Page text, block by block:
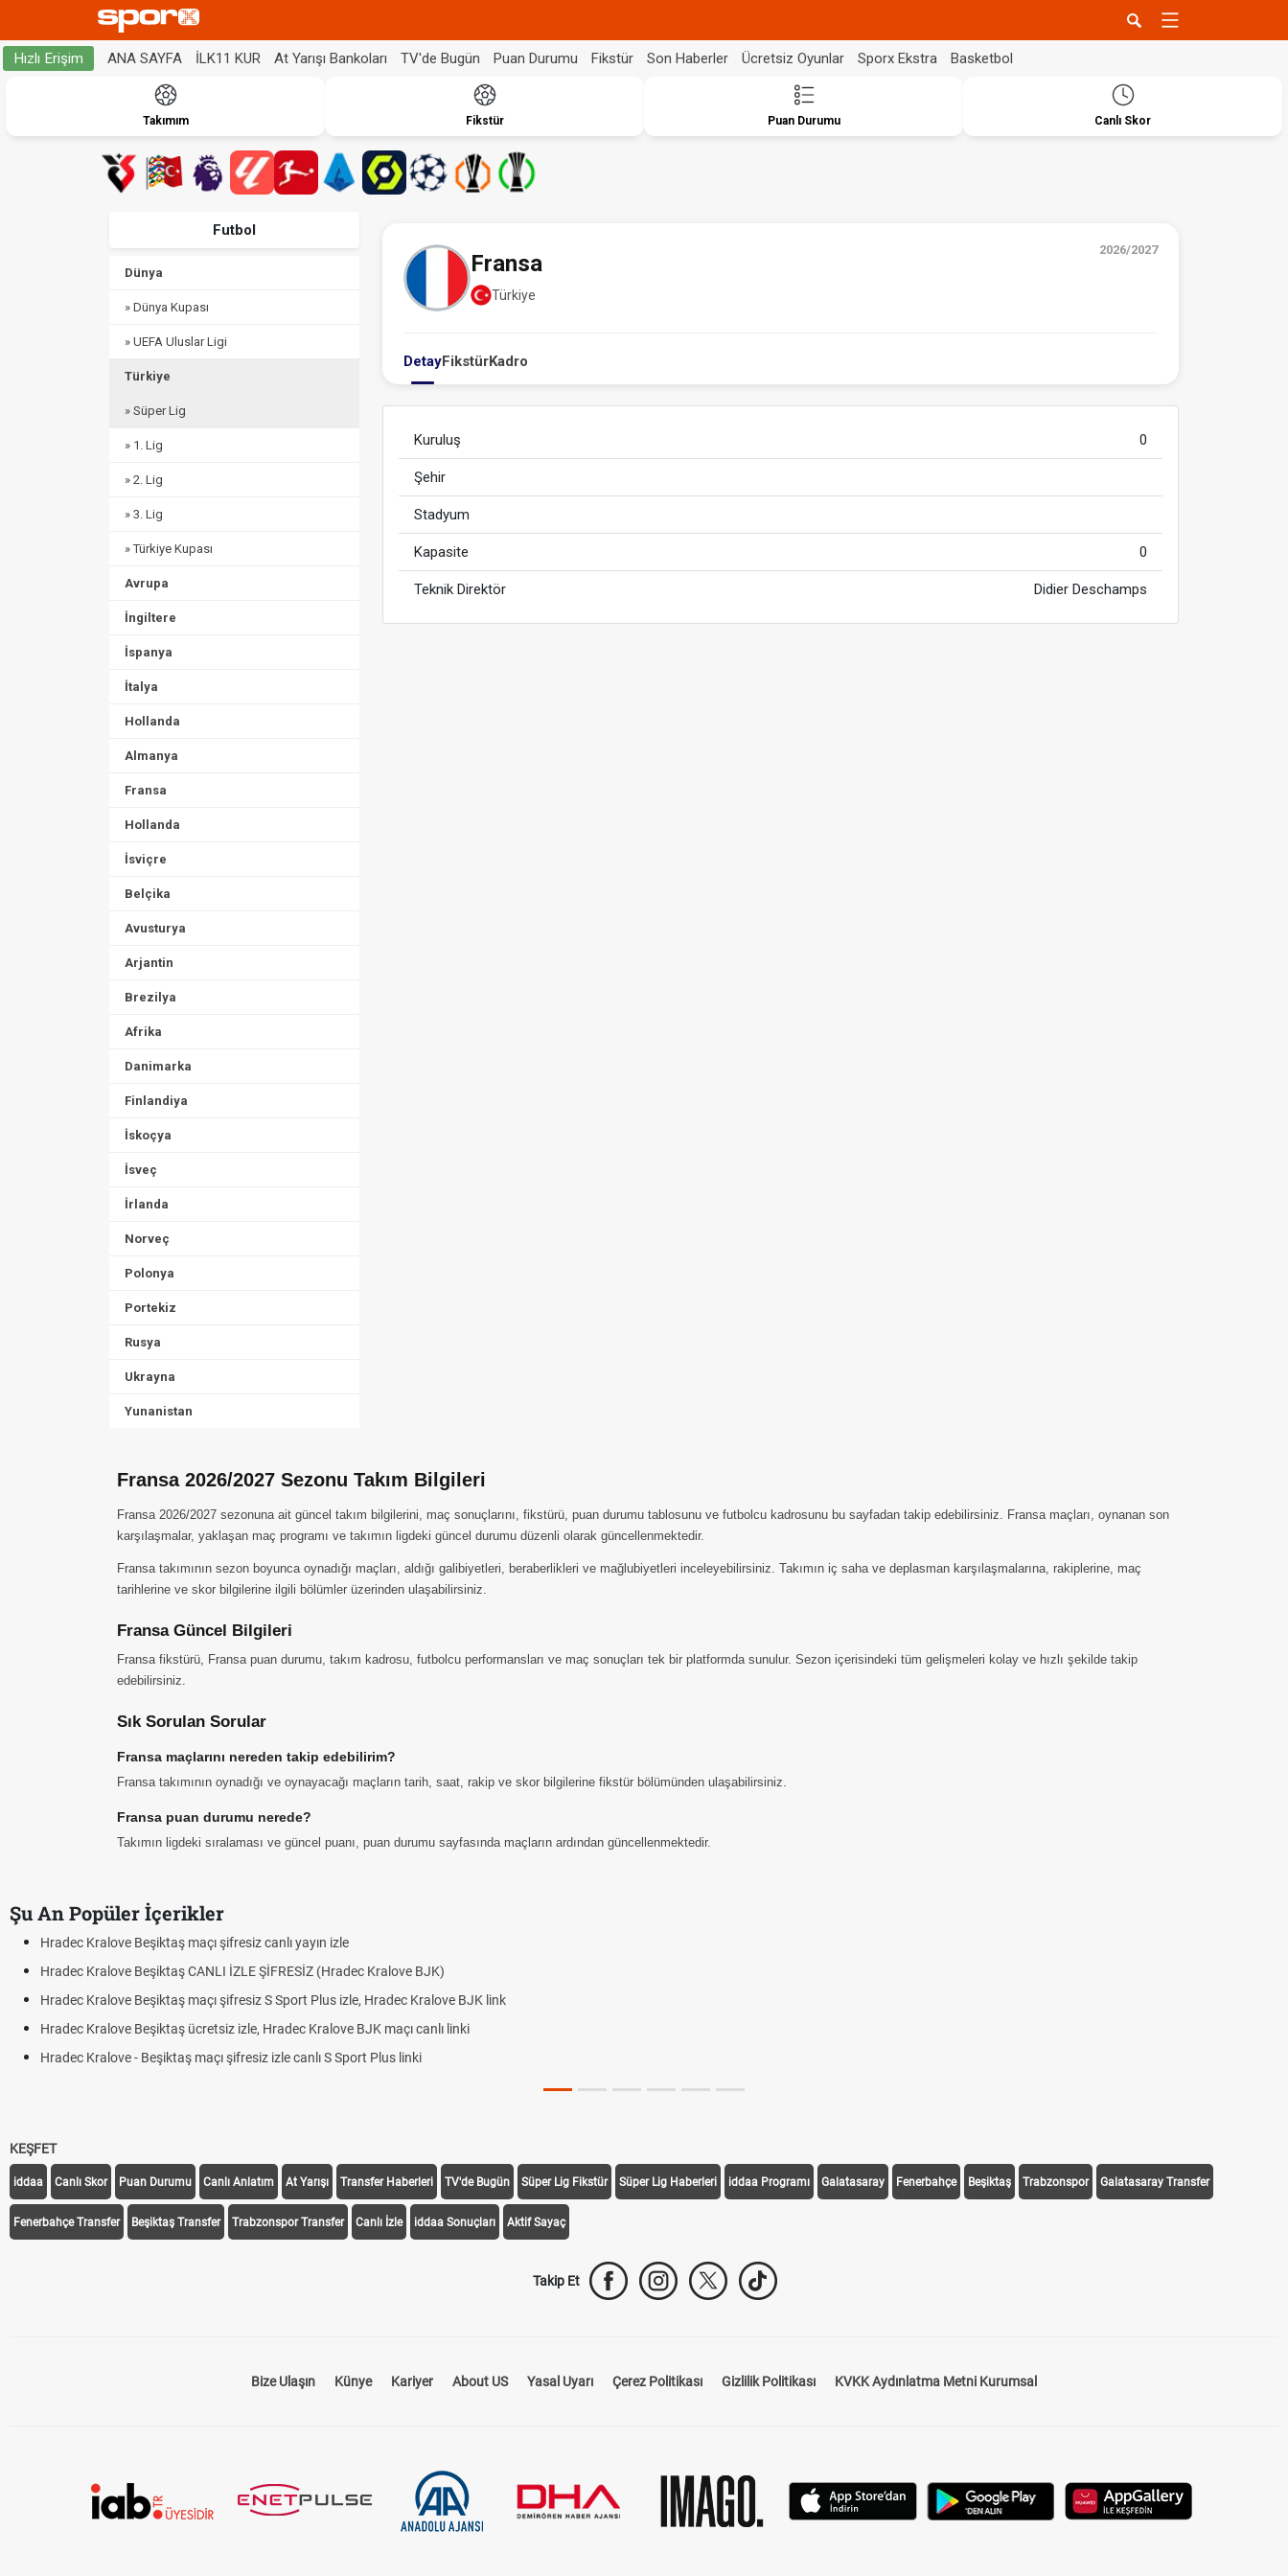
Hızlı Erişim ANA SAYFA İLK11 KUR At Yarışı Bankoları TV'de Bugün Puan Durumu Fikstür Son Haberler Ücretsiz Oyunlar Sporx Ekstra Basketbol
Takımım Fikstür Puan Durumu Canlı Skor
Futbol
Dünya
» Dünya Kupası
» UEFA Uluslar Ligi
Türkiye
» Süper Lig
» 1. Lig
» 2. Lig
» 3. Lig
» Türkiye Kupası
Avrupa
İngiltere
İspanya
İtalya
Hollanda
Almanya
Fransa
Hollanda
İsviçre
Belçika
Avusturya
Arjantin
Brezilya
Afrika
Danimarka
Finlandiya
İskoçya
İsveç
İrlanda
Norveç
Polonya
Portekiz
Rusya
Ukrayna
Yunanistan
2026/2027
Fransa
Türkiye
DetayFikstürKadro
Kuruluş 0
Şehir
Stadyum
Kapasite 0
Teknik Direktör Didier Deschamps
Fransa 2026/2027 Sezonu Takım Bilgileri
Fransa 2026/2027 sezonuna ait güncel takım bilgilerini, maç sonuçlarını, fikstürü, puan durumu tablosunu ve futbolcu kadrosunu bu sayfadan takip edebilirsiniz. Fransa maçları, oynanan son
karşılaşmalar, yaklaşan maç programı ve takımın ligdeki güncel durumu düzenli olarak güncellenmektedir.
Fransa takımının sezon boyunca oynadığı maçları, aldığı galibiyetleri, beraberlikleri ve mağlubiyetleri inceleyebilirsiniz. Takımın iç saha ve deplasman karşılaşmalarına, rakiplerine, maç
tarihlerine ve skor bilgilerine ilgili bölümler üzerinden ulaşabilirsiniz.
Fransa Güncel Bilgileri
Fransa fikstürü, Fransa puan durumu, takım kadrosu, futbolcu performansları ve maç sonuçları tek bir platformda sunulur. Sezon içerisindeki tüm gelişmeleri kolay ve hızlı şekilde takip
edebilirsiniz.
Sık Sorulan Sorular
Fransa maçlarını nereden takip edebilirim?
Fransa takımının oynadığı ve oynayacağı maçların tarih, saat, rakip ve skor bilgilerine fikstür bölümünden ulaşabilirsiniz.
Fransa puan durumu nerede?
Takımın ligdeki sıralaması ve güncel puanı, puan durumu sayfasında maçların ardından güncellenmektedir.
Şu An Popüler İçerikler
Hradec Kralove Beşiktaş maçı şifresiz canlı yayın izle
Hradec Kralove Beşiktaş CANLI İZLE ŞİFRESİZ (Hradec Kralove BJK)
Hradec Kralove Beşiktaş maçı şifresiz S Sport Plus izle, Hradec Kralove BJK link
Hradec Kralove Beşiktaş ücretsiz izle, Hradec Kralove BJK maçı canlı linki
Hradec Kralove - Beşiktaş maçı şifresiz izle canlı S Sport Plus linki
KEŞFET
iddaa Canlı Skor Puan Durumu Canlı Anlatım At Yarışı Transfer Haberleri TV'de Bugün Süper Lig Fikstür Süper Lig Haberleri iddaa Programı Galatasaray Fenerbahçe Beşiktaş Trabzonspor Galatasaray Transfer
Fenerbahçe Transfer Beşiktaş Transfer Trabzonspor Transfer Canlı İzle iddaa Sonuçları Aktif Sayaç
Takip Et
Bize Ulaşın Künye Kariyer About US Yasal Uyarı Çerez Politikası Gizlilik Politikası KVKK Aydınlatma Metni Kurumsal